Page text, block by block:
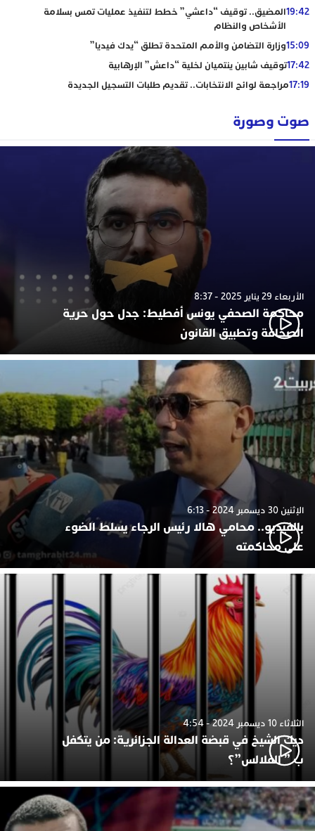
19:42المضيق.. توقيف “داعشي” خطط لتنفيذ عمليات تمس بسلامة
الأشخاص والنظام
15:09وزارة التضامن والأمم المتحدة تطلق “يدك فيديا”
17:42توقيف شابين ينتميان لخلية “داعش” الإرهابية
17:19مراجعة لوائح الانتخابات.. تقديم طلبات التسجيل الجديدة
صوت وصورة
الأربعاء 29 يناير 2025 - 8:37
محاكمة الصحفي يونس أفطيط: جدل حول حرية
الصحافة وتطبيق القانون
الإثنين 30 ديسمبر 2024 - 6:13
بالفيديو.. محامي هالا رئيس الرجاء يسلط الضوء
على محاكمته
الثلاثاء 10 ديسمبر 2024 - 4:54
ديك الشيخ في قبضة العدالة الجزائرية: من يتكفل
ب ” الفلالس”؟